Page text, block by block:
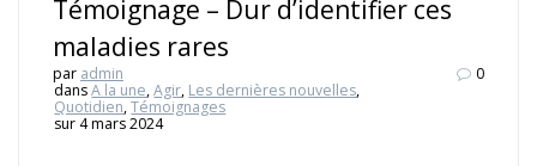
Témoignage – Dur d’identifier ces
maladies rares
par admin
dansA la une,Agir, Les dernières nouvelles,
Quotidien,Témoignages
sur 4 mars 2024
0